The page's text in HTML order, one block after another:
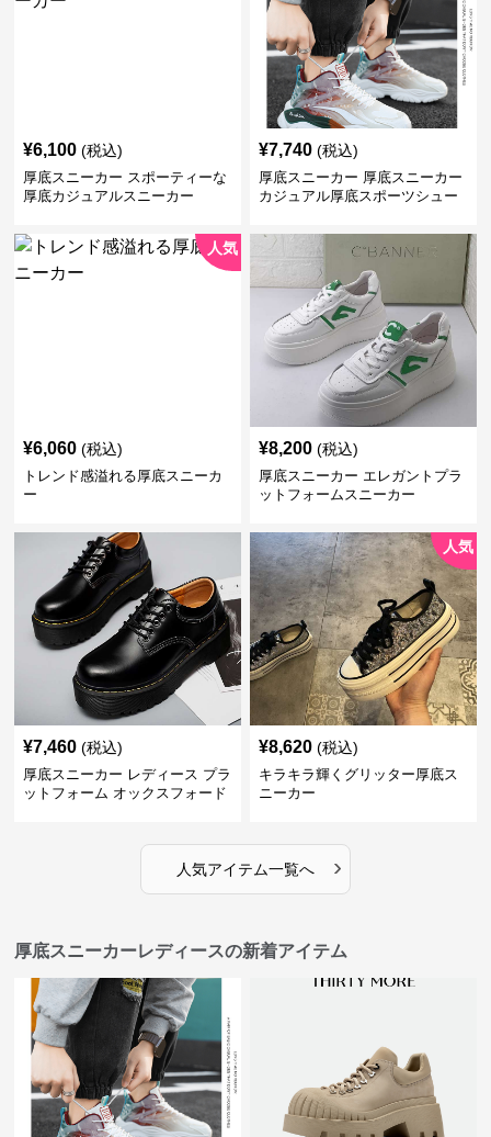
¥6,100 (税込)
厚底スニーカー スポーティーな
厚底カジュアルスニーカー
¥7,740 (税込)
厚底スニーカー 厚底スニーカー
カジュアル厚底スポーツシュー
人気
¥6,060 (税込)
トレンド感溢れる厚底スニーカ
ー
¥8,200 (税込)
厚底スニーカー エレガントプラ
ットフォームスニーカー
¥7,460 (税込)
厚底スニーカー レディース プラ
ットフォーム オックスフォード
人気
¥8,620 (税込)
キラキラ輝くグリッター厚底ス
ニーカー
人気アイテム一覧へ ›
厚底スニーカーレディースの新着アイテム